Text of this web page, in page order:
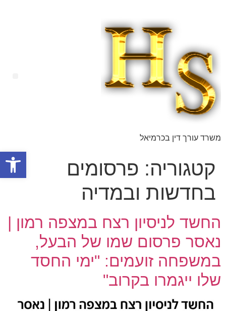
משרד עורך דין בכרמיאל
קטגוריה: פרסומים
בחדשות ובמדיה
החשד לניסיון רצח במצפה רמון |
נאסר פרסום שמו של הבעל,
במשפחה זועמים: "ימי החסד
שלו ייגמרו בקרוב"